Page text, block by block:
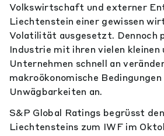
Volkswirtschaft und externer
Liechtenstein einer gewissen
Volatilität ausgesetzt. Dennoch
Industrie mit ihren vielen
Unternehmen schnell an
makroökonomische Bedingungen
Unwägbarkeiten an.
S&P Global Ratings begrüsst
Liechtensteins zum IWF im